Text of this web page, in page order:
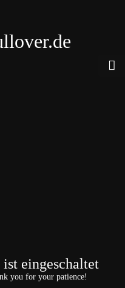
eingeschaltet
you for your patience!